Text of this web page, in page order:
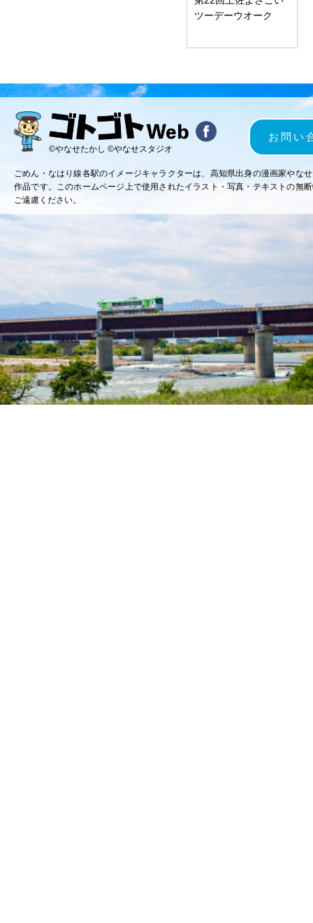
ツーデーウオーク
©やなせたかし ©やなせスタジオ
お問い
ごめん・なはり線各駅のイメージキャラクターは、高知県出身の漫画家やな
作品です。このホームページ上で使用されたイラスト・写真・テキストの無
ご遠慮ください。